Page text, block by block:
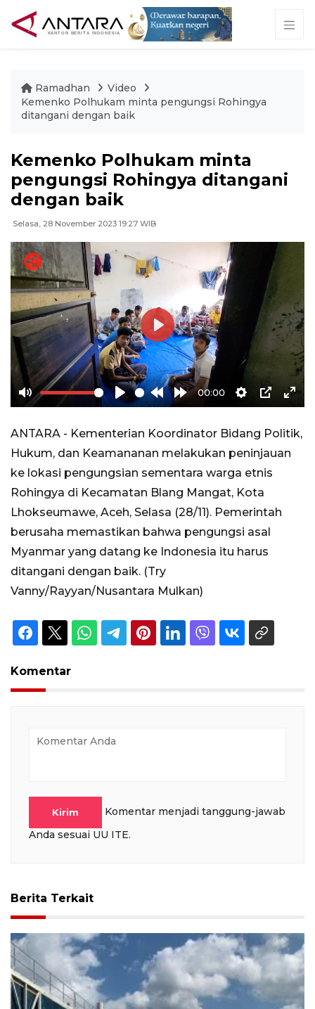
Ramadhan
Video
Kemenko Polhukam minta pengungsi Rohingya
ditangani dengan baik
Kemenko Polhukam minta
pengungsi Rohingya ditangani
dengan baik
Selasa, 28 November 2023 19:27 WIB
Mute Play
RewindForward
10s
00:00
Settings
PIP
Play
ANTARA - Kementerian Koordinator Bidang Politik,
Hukum, dan Keamananan melakukan peninjauan
ke lokasi pengungsian sementara warga etnis
Rohingya di Kecamatan Blang Mangat, Kota
Lhokseumawe, Aceh, Selasa (28/11). Pemerintah
berusaha memastikan bahwa pengungsi asal
Myanmar yang datang ke Indonesia itu harus
ditangani dengan baik. (Try
Vanny/Rayyan/Nusantara Mulkan)
Komentar
Kirim
Komentar menjadi tanggung-jawab
Anda sesuai UU ITE.
Berita Terkait